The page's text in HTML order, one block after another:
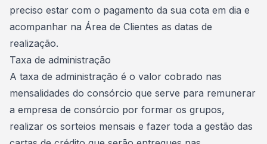
preciso estar com o pagamento da sua cota em dia e
acompanhar na Área de Clientes as datas de
realização.
Taxa de administração
A taxa de administração é o valor cobrado nas
mensalidades do consórcio que serve para remunerar
a empresa de consórcio por formar os grupos,
realizar os sorteios mensais e fazer toda a gestão das